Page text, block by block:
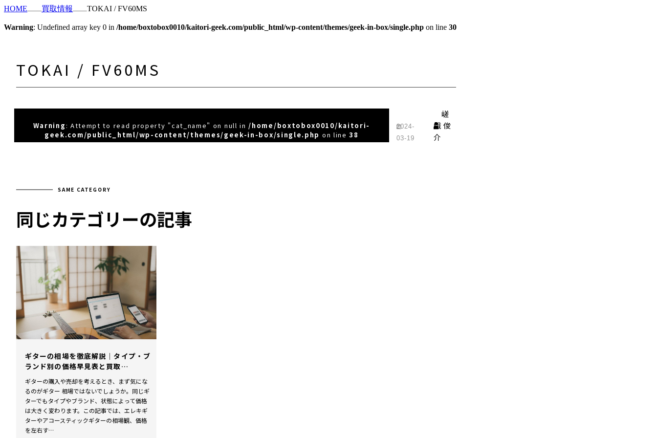
HOME 買取情報 TOKAI / FV60MS
Warning: Undefined array key 0 in /home/boxtobox0010/kaitori-geek.com/public_html/wp-content/themes/geek-in-box/single.php on line 30
TOKAI / FV60MS
Warning : Attempt to read property "cat_name" on null in/home/boxtobox0010/kaitori-
geek.com/public_html/wp-content/themes/geek-in-box/single.php on line38
2024-
03-19
嵯
峨 俊
介
SAME CATEGORY
同じカテゴリーの記事
ギターの相場を徹底解説｜タイプ・ブ
ランド別の価格早見表と買取…
ギターの購入や売却を考えるとき、まず気にな
るのがギター 相場ではないでしょうか。同じギ
ターでもタイプやブランド、状態によって価格
は大きく変わります。この記事では、エレキギ
ターやアコースティックギターの相場観、価格
を左右す…